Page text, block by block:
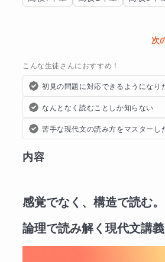
次
こんな生徒さんにおすすめ！
初見の問題に対応できるようになり
なんとなく読むことしか知らない
苦手な現代文の読み方をマスターし
内容
感覚でなく、構造で読む。
論理で読み解く現代文講義